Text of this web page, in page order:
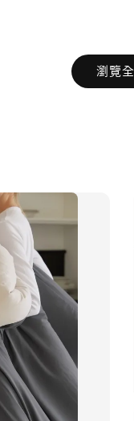
瀏覽